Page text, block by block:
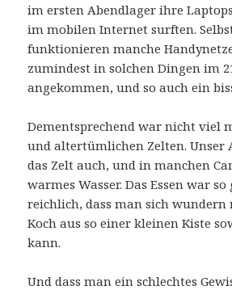
im ersten Abendlager ihre
im mobilen Internet surften.
funktionieren manche
zumindest in solchen Dingen im
angekommen, und so auch ein
Dementsprechend war nicht viel
und altertümlichen Zelten. Unser
das Zelt auch, und in manchen
warmes Wasser. Das Essen war
reichlich, dass man sich wundern
Koch aus so einer kleinen Kiste
kann.
Und dass man ein schlechtes